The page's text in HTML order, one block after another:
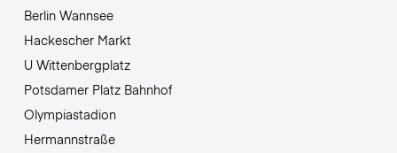
Berlin Wannsee
Hackescher Markt
U Wittenbergplatz
Potsdamer Platz Bahnhof
Olympiastadion
Hermannstraße